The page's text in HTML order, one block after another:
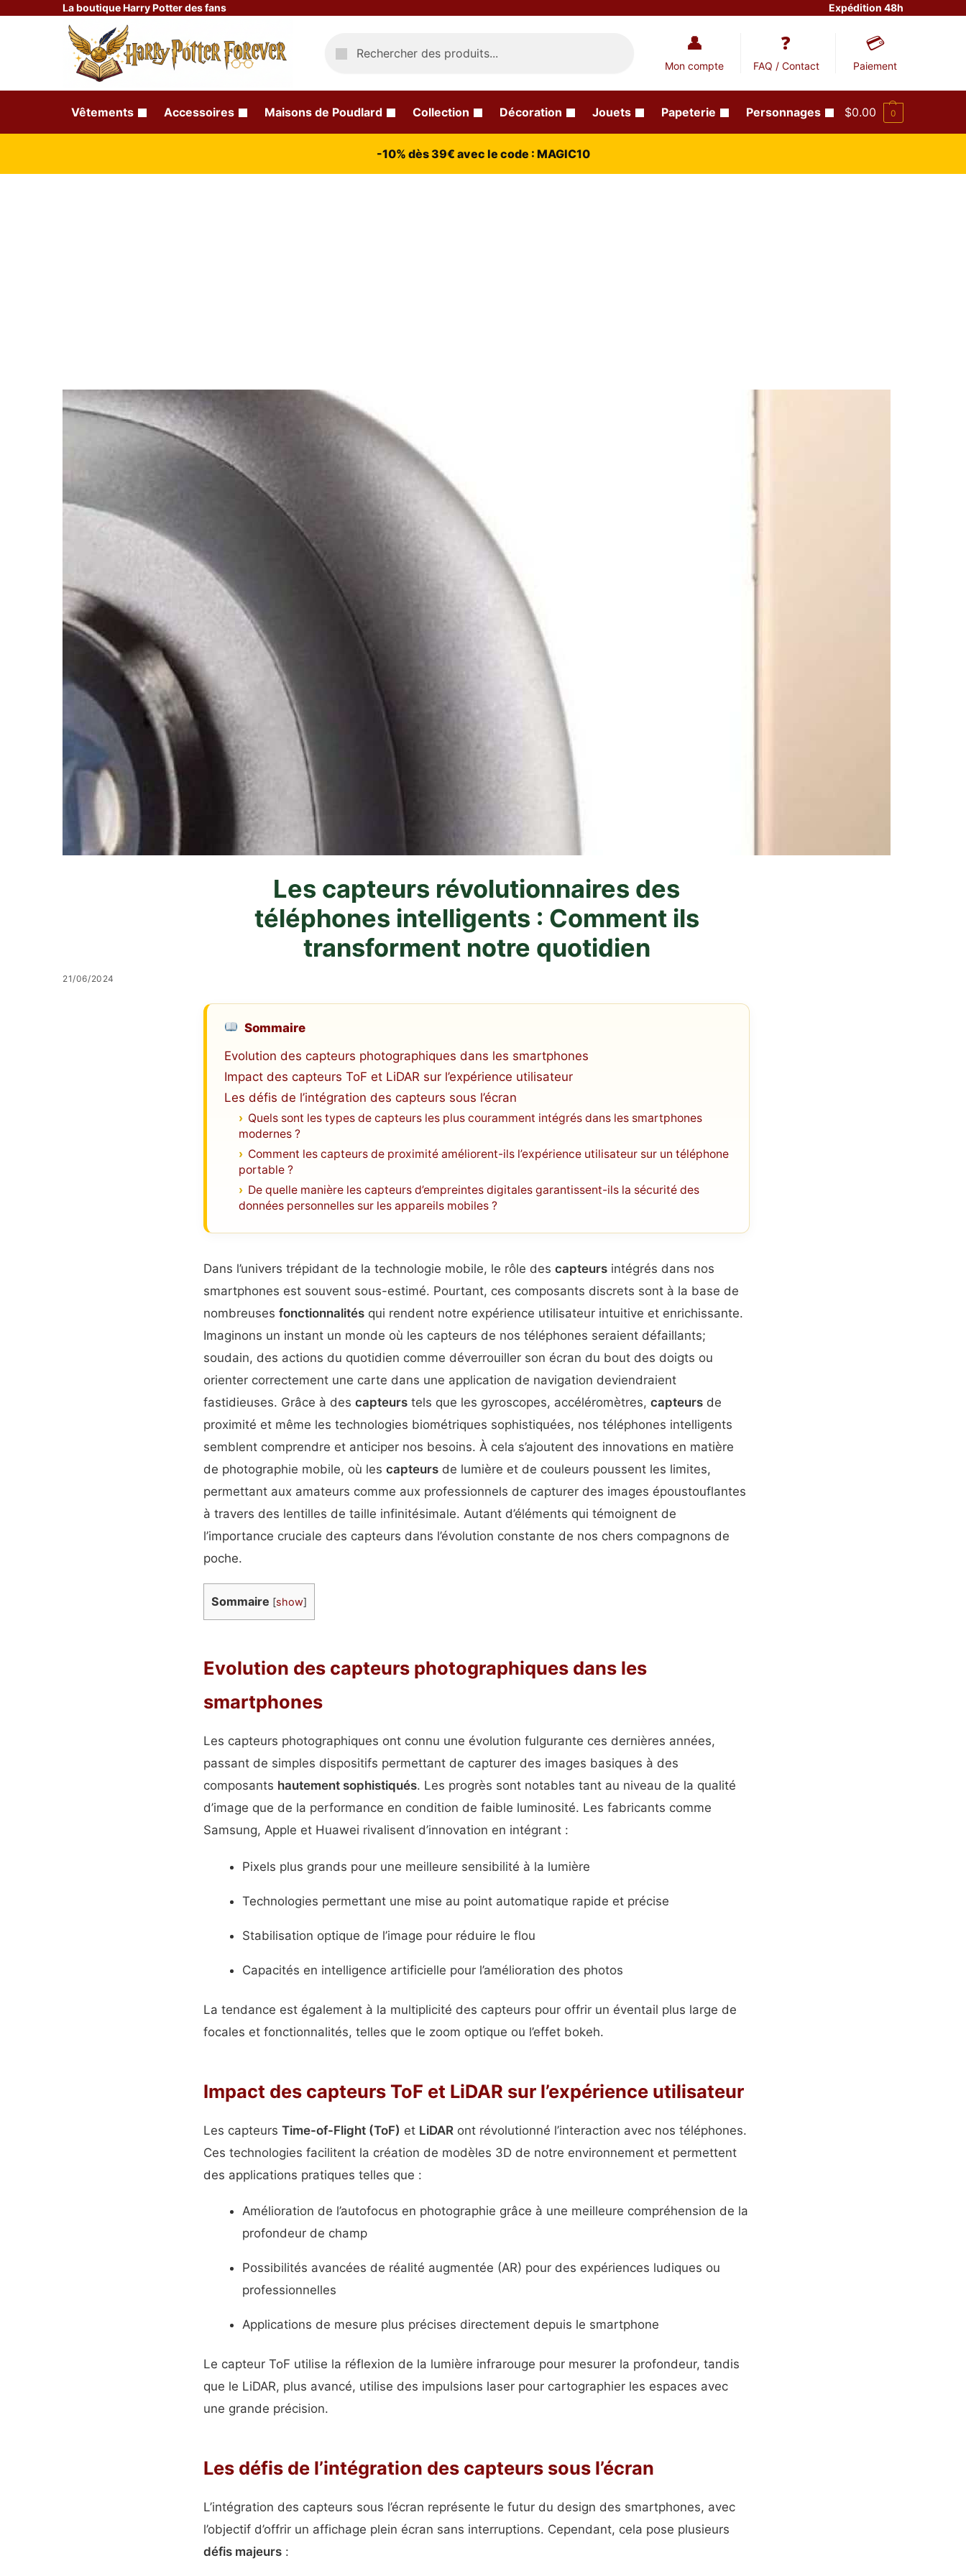
La boutique Harry Potter des fans Expédition 48h
Mon compte FAQ / Contact Paiement
Vêtements Accessoires Maisons de Poudlard Collection Décoration Jouets Papeterie Personnages $0.00 0
-10% dès 39€ avec le code : MAGIC10
Les capteurs révolutionnaires des
téléphones intelligents : Comment ils
transforment notre quotidien
21/06/2024
Sommaire
Evolution des capteurs photographiques dans les smartphones
Impact des capteurs ToF et LiDAR sur l’expérience utilisateur
Les défis de l’intégration des capteurs sous l’écran
Quels sont les types de capteurs les plus couramment intégrés dans les smartphones
modernes ?
Comment les capteurs de proximité améliorent-ils l’expérience utilisateur sur un téléphone
portable ?
De quelle manière les capteurs d’empreintes digitales garantissent-ils la sécurité des
données personnelles sur les appareils mobiles ?
Dans l’univers trépidant de la technologie mobile, le rôle des capteurs intégrés dans nos
smartphones est souvent sous-estimé. Pourtant, ces composants discrets sont à la base de
nombreuses fonctionnalités qui rendent notre expérience utilisateur intuitive et enrichissante.
Imaginons un instant un monde où les capteurs de nos téléphones seraient défaillants;
soudain, des actions du quotidien comme déverrouiller son écran du bout des doigts ou
orienter correctement une carte dans une application de navigation deviendraient
fastidieuses. Grâce à des capteurs tels que les gyroscopes, accéléromètres, capteurs de
proximité et même les technologies biométriques sophistiquées, nos téléphones intelligents
semblent comprendre et anticiper nos besoins. À cela s’ajoutent des innovations en matière
de photographie mobile, où les capteurs de lumière et de couleurs poussent les limites,
permettant aux amateurs comme aux professionnels de capturer des images époustouflantes
à travers des lentilles de taille infinitésimale. Autant d’éléments qui témoignent de
l’importance cruciale des capteurs dans l’évolution constante de nos chers compagnons de
poche.
Sommaire [show]
Evolution des capteurs photographiques dans les
smartphones
Les capteurs photographiques ont connu une évolution fulgurante ces dernières années,
passant de simples dispositifs permettant de capturer des images basiques à des
composants hautement sophistiqués. Les progrès sont notables tant au niveau de la qualité
d’image que de la performance en condition de faible luminosité. Les fabricants comme
Samsung, Apple et Huawei rivalisent d’innovation en intégrant :
Pixels plus grands pour une meilleure sensibilité à la lumière
Technologies permettant une mise au point automatique rapide et précise
Stabilisation optique de l’image pour réduire le flou
Capacités en intelligence artificielle pour l’amélioration des photos
La tendance est également à la multiplicité des capteurs pour offrir un éventail plus large de
focales et fonctionnalités, telles que le zoom optique ou l’effet bokeh.
Impact des capteurs ToF et LiDAR sur l’expérience utilisateur
Les capteurs Time-of-Flight (ToF) et LiDAR ont révolutionné l’interaction avec nos téléphones.
Ces technologies facilitent la création de modèles 3D de notre environnement et permettent
des applications pratiques telles que :
Amélioration de l’autofocus en photographie grâce à une meilleure compréhension de la
profondeur de champ
Possibilités avancées de réalité augmentée (AR) pour des expériences ludiques ou
professionnelles
Applications de mesure plus précises directement depuis le smartphone
Le capteur ToF utilise la réflexion de la lumière infrarouge pour mesurer la profondeur, tandis
que le LiDAR, plus avancé, utilise des impulsions laser pour cartographier les espaces avec
une grande précision.
Les défis de l’intégration des capteurs sous l’écran
L’intégration des capteurs sous l’écran représente le futur du design des smartphones, avec
l’objectif d’offrir un affichage plein écran sans interruptions. Cependant, cela pose plusieurs
défis majeurs :